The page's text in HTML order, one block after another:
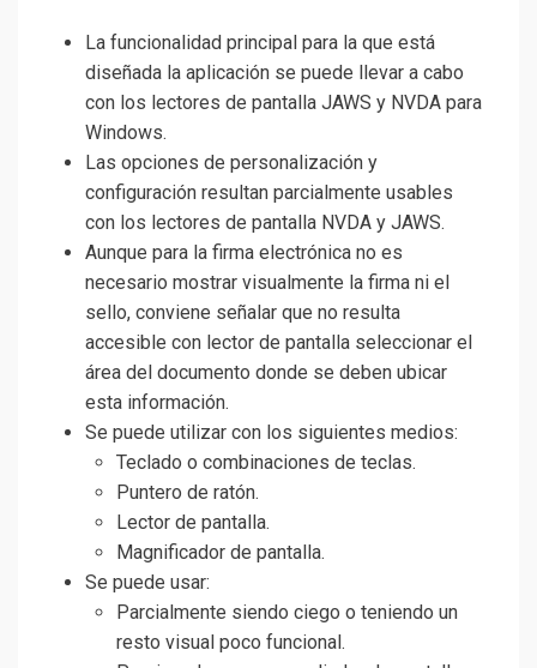
La funcionalidad principal para la que está
diseñada la aplicación se puede llevar a cabo
con los lectores de pantalla JAWS y NVDA para
Windows.
Las opciones de personalización y
configuración resultan parcialmente usables
con los lectores de pantalla NVDA y JAWS.
Aunque para la firma electrónica no es
necesario mostrar visualmente la firma ni el
sello, conviene señalar que no resulta
accesible con lector de pantalla seleccionar el
área del documento donde se deben ubicar
esta información.
Se puede utilizar con los siguientes medios:
Teclado o combinaciones de teclas.
Puntero de ratón.
Lector de pantalla.
Magnificador de pantalla.
Se puede usar:
Parcialmente siendo ciego o teniendo un
resto visual poco funcional.